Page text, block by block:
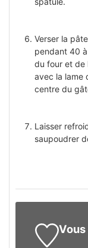
Verser la
pendant 40
du four et de
avec la lame
centre du
Laisser
saupoudrer